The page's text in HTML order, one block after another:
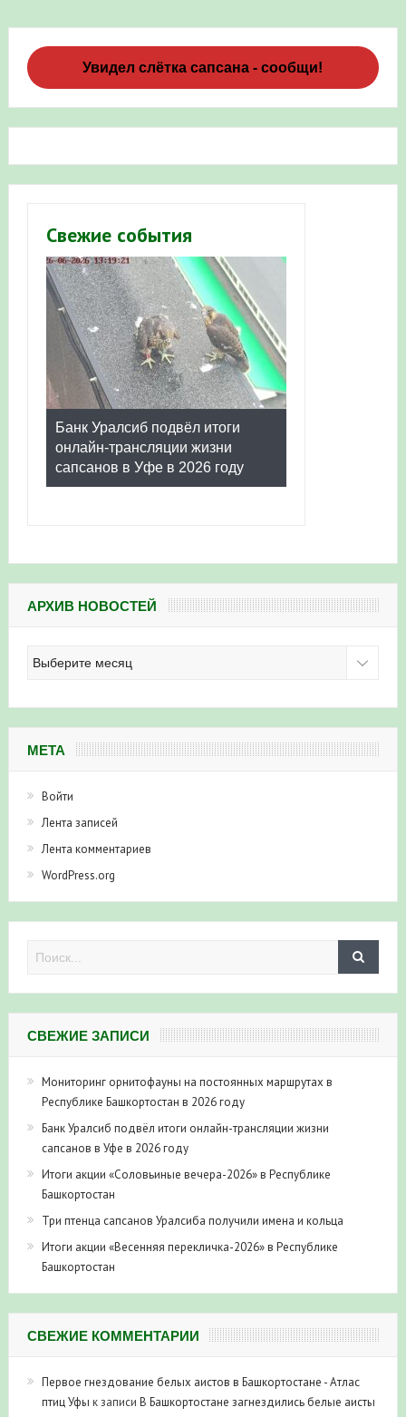
Увидел слётка сапсана - сообщи!
Свежие события
Банк Уралсиб подвёл итоги
онлайн-трансляции жизни
сапсанов в Уфе в 2026 году
АРХИВ НОВОСТЕЙ
новостей
МЕТА
Войти
Лента записей
Лента комментариев
WordPress.org
СВЕЖИЕ ЗАПИСИ
Мониторинг орнитофауны на постоянных маршрутах в
Республике Башкортостан в 2026 году
Банк Уралсиб подвёл итоги онлайн-трансляции жизни
сапсанов в Уфе в 2026 году
Итоги акции «Соловьиные вечера-2026» в Республике
Башкортостан
Три птенца сапсанов Уралсиба получили имена и кольца
Итоги акции «Весенняя перекличка-2026» в Республике
Башкортостан
СВЕЖИЕ КОММЕНТАРИИ
Первое гнездование белых аистов в Башкортостане - Атлас
птиц Уфы к записи В Башкортостане загнездились белые аисты